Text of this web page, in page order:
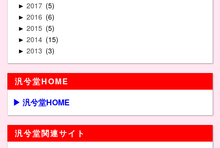
► 2017 5
► 2016 6
► 2015 5
► 2014 15
► 2013 3
汎兮堂HOME
▶ 汎兮堂HOME
汎兮堂関連サイト